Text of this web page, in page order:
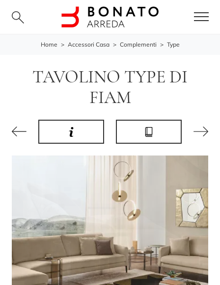
Home > Accessori Casa > Complementi > Type
TAVOLINO TYPE DI
FIAM